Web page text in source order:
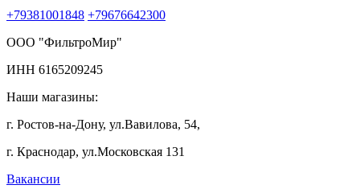
+79381001848 +79676642300
ООО "ФильтроМир"
ИНН 6165209245
Наши магазины:
г. Ростов-на-Дону, ул.Вавилова, 54,
г. Краснодар, ул.Московская 131
Вакансии